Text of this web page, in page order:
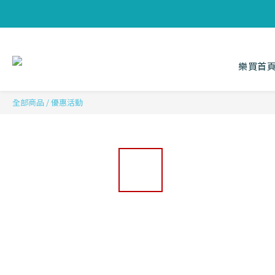
樂買首
全部商品 /優惠活動